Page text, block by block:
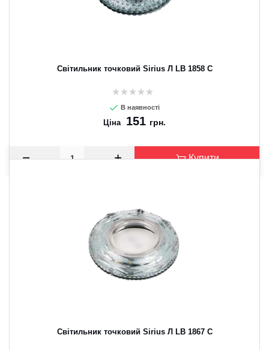
Світильник точковий Sirius Л LB 1858 C
В наявності
Ціна 151 грн.
Купити
Світильник точковий Sirius Л LB 1867 C